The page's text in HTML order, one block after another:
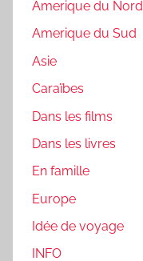
Amerique du Nord
Amerique du Sud
Asie
Caraïbes
Dans les films
Dans les livres
En famille
Europe
Idée de voyage
INFO